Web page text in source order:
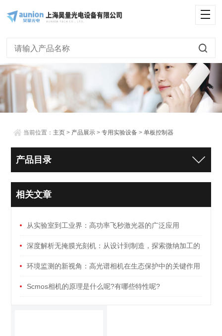
当前位置： 主页 > 产品展示 >专用实验设备 >单板控制器
产品目录
相关文章
从实验室到工业界：高功率飞秒激光器的广泛应用
深度解析无掩膜光刻机：从设计到制造，探索微纳加工的
未来之路
环境监测的新视角：高光谱相机在生态保护中的关键作用
Scmos相机的原理是什么呢?有哪些特性呢?